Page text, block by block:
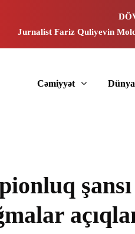
Jurnalist Fariz Quliyevin
Cəmiyyət Dünya